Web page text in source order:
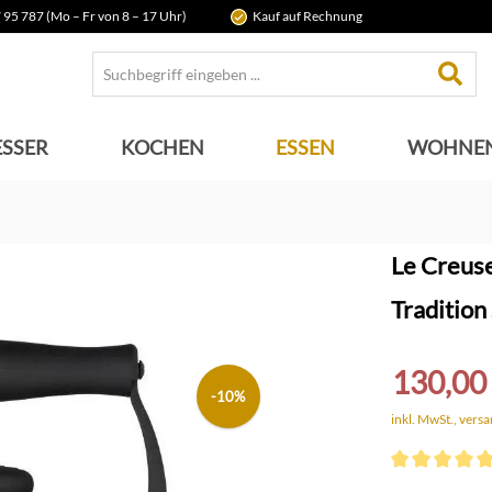
787 (Mo – Fr von 8 – 17 Uhr) Kauf auf Rechnung
KOCHEN ESSEN
-10%
Le
Tradition
inkl. MwSt.,